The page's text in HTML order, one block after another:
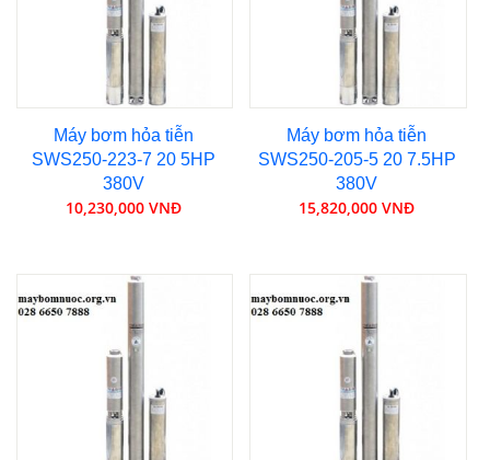
Máy bơm hỏa tiễn
SWS250-223-7 20 5HP
380V
10,230,000 VNĐ
Máy bơm hỏa tiễn
SWS250-205-5 20 7.5HP
380V
15,820,000 VNĐ